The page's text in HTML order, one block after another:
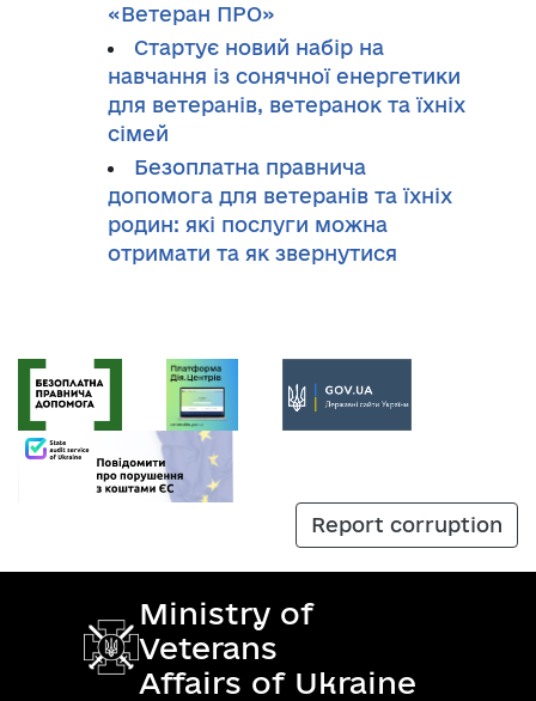
«Ветеран ПРО»
Стартує новий набір на
навчання із сонячної енергетики
для ветеранів, ветеранок та їхніх
сімей
Безоплатна правнича
допомога для ветеранів та їхніх
родин: які послуги можна
отримати та як звернутися
Report corruption
Ministry of
Veterans
Affairs of Ukraine